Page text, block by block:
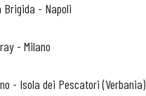
Brigida - Napoli
- Milano
- Isola dei Pescatori (Verbania)